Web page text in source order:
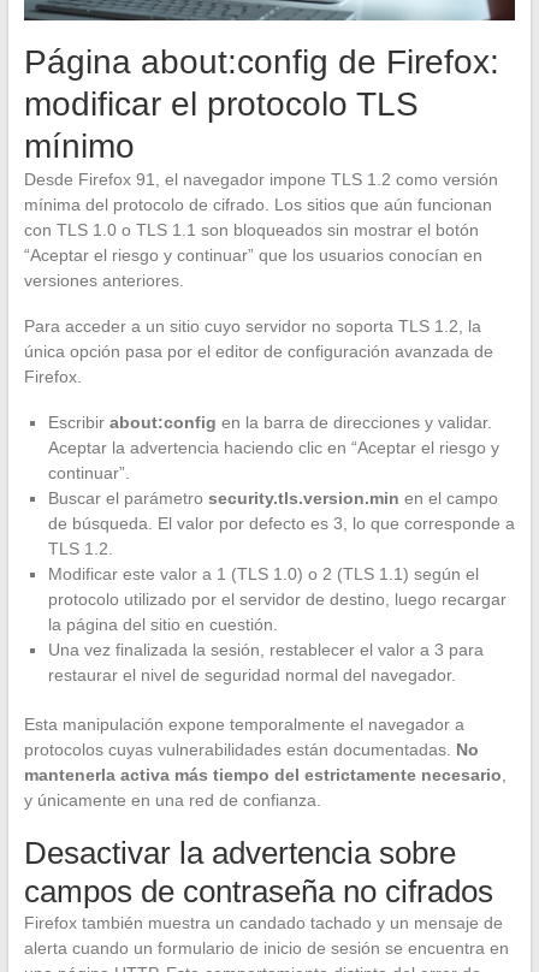
Página about:config de Firefox:
modificar el protocolo TLS
mínimo
Desde Firefox 91, el navegador impone TLS 1.2 como versión
mínima del protocolo de cifrado. Los sitios que aún funcionan
con TLS 1.0 o TLS 1.1 son bloqueados sin mostrar el botón
“Aceptar el riesgo y continuar” que los usuarios conocían en
versiones anteriores.
Para acceder a un sitio cuyo servidor no soporta TLS 1.2, la
única opción pasa por el editor de configuración avanzada de
Firefox.
Escribir about:config en la barra de direcciones y validar.
Aceptar la advertencia haciendo clic en “Aceptar el riesgo y
continuar”.
Buscar el parámetro security.tls.version.min en el campo
de búsqueda. El valor por defecto es 3, lo que corresponde a
TLS 1.2.
Modificar este valor a 1 (TLS 1.0) o 2 (TLS 1.1) según el
protocolo utilizado por el servidor de destino, luego recargar
la página del sitio en cuestión.
Una vez finalizada la sesión, restablecer el valor a 3 para
restaurar el nivel de seguridad normal del navegador.
Esta manipulación expone temporalmente el navegador a
protocolos cuyas vulnerabilidades están documentadas. No
mantenerla activa más tiempo del estrictamente necesario,
y únicamente en una red de confianza.
Desactivar la advertencia sobre
campos de contraseña no cifrados
Firefox también muestra un candado tachado y un mensaje de
alerta cuando un formulario de inicio de sesión se encuentra en